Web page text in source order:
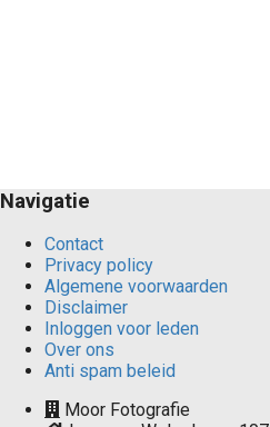
Navigatie
Contact
Privacy policy
Algemene voorwaarden
Disclaimer
Inloggen voor leden
Over ons
Anti spam beleid
Moor Fotografie